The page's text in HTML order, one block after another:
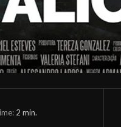
2 min.